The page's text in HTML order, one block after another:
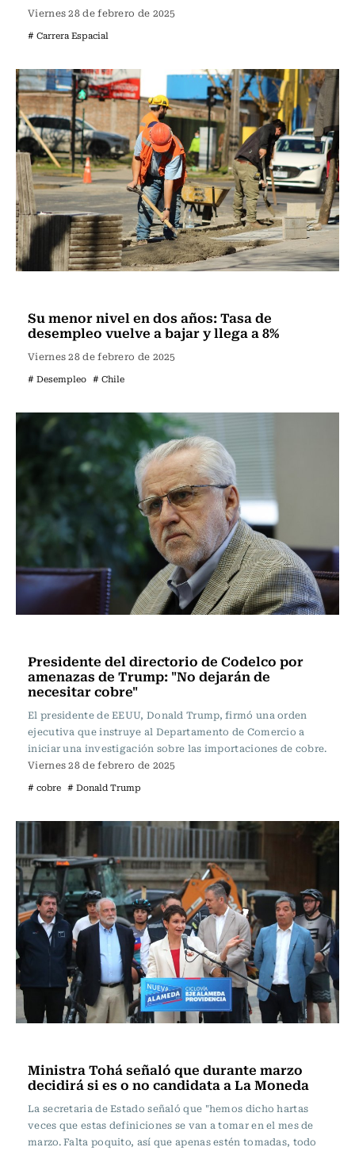
Viernes 28 de febrero de 2025
# Carrera Espacial
Su menor nivel en dos años: Tasa de
desempleo vuelve a bajar y llega a 8%
Viernes 28 de febrero de 2025
# Desempleo # Chile
Presidente del directorio de Codelco por
amenazas de Trump: "No dejarán de
necesitar cobre"
El presidente de EEUU, Donald Trump, firmó una orden
ejecutiva que instruye al Departamento de Comercio a
iniciar una investigación sobre las importaciones de cobre.
Viernes 28 de febrero de 2025
# cobre # Donald Trump
Ministra Tohá señaló que durante marzo
decidirá si es o no candidata a La Moneda
La secretaria de Estado señaló que "hemos dicho hartas
veces que estas definiciones se van a tomar en el mes de
marzo. Falta poquito, así que apenas estén tomadas, todo